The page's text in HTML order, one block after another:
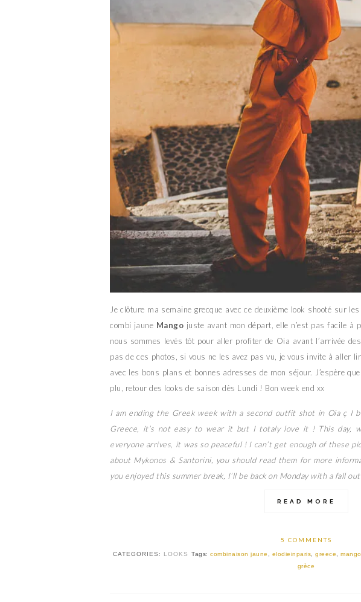
Je clôture ma semaine grecque avec ce deuxième look shooté sur
combi jaune Mango juste avant mon départ, elle n’est pas facile à
nous sommes levés tôt pour aller profiter de Oia avant l’arrivée
pas de ces photos, si vous ne les avez pas vu, je vous invite à aller
avec les bons plans et bonnes adresses de mon séjour. J’espère
plu, retour des looks de saison dès Lundi ! Bon week end xx
I am ending the Greek week with a second outfit shot in Oia ç I
Greece, it’s not easy to wear it but I totaly love it ! This day,
everyone arrives, it was so peaceful ! I can’t get enough of these
about Mykonos & Santorini, you should read them for more
you enjoyed this summer break, I’ll be back on Monday with a fall
READ MORE
5 COMMENTS
CATEGORIES: LOOKS Tags:combinaison jaune elodieinparis ,greece ,mango
grèce